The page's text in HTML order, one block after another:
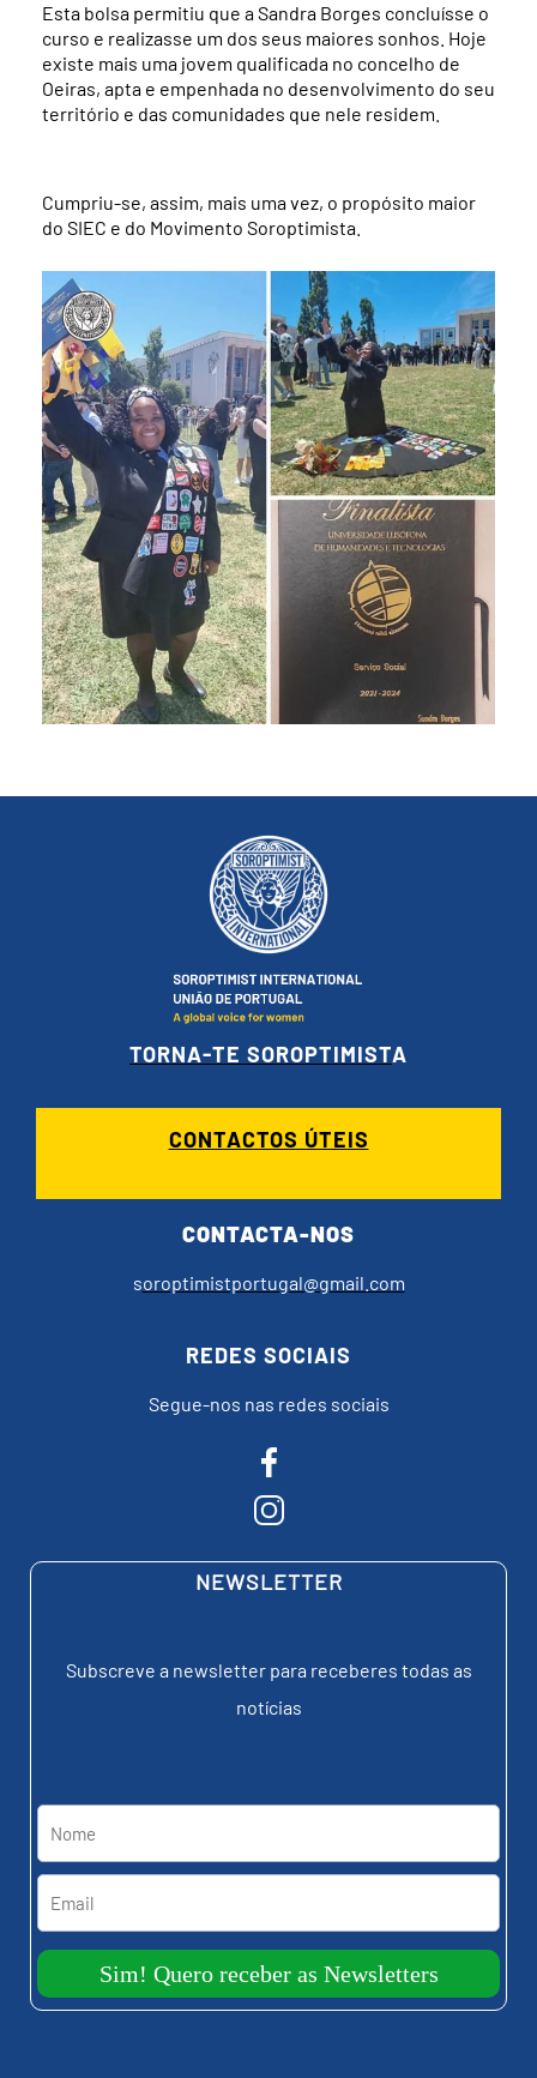
Esta bolsa permitiu que a Sandra Borges concluísse o
curso e realizasse um dos seus maiores sonhos. Hoje
existe mais uma jovem qualificada no concelho de
Oeiras, apta e empenhada no desenvolvimento do seu
território e das comunidades que nele residem.
Cumpriu-se, assim, mais uma vez, o propósito maior
do SIEC e do Movimento Soroptimista.
TORNA-TE SOROPTIMISTA
CONTACTOS ÚTEIS
CONTACTA-NOS
soroptimistportugal@gmail.com
REDES SOCIAIS
Segue-nos nas redes sociais
NEWSLETTER
Subscreve a newsletter para receberes todas as
notícias
Sim! Quero receber as Newsletters